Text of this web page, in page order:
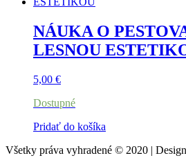
NÁUKA O
LESNOU
5,00 €
Dostupné
Pridať do košíka
Všetky práva vyhradené © 2020 |